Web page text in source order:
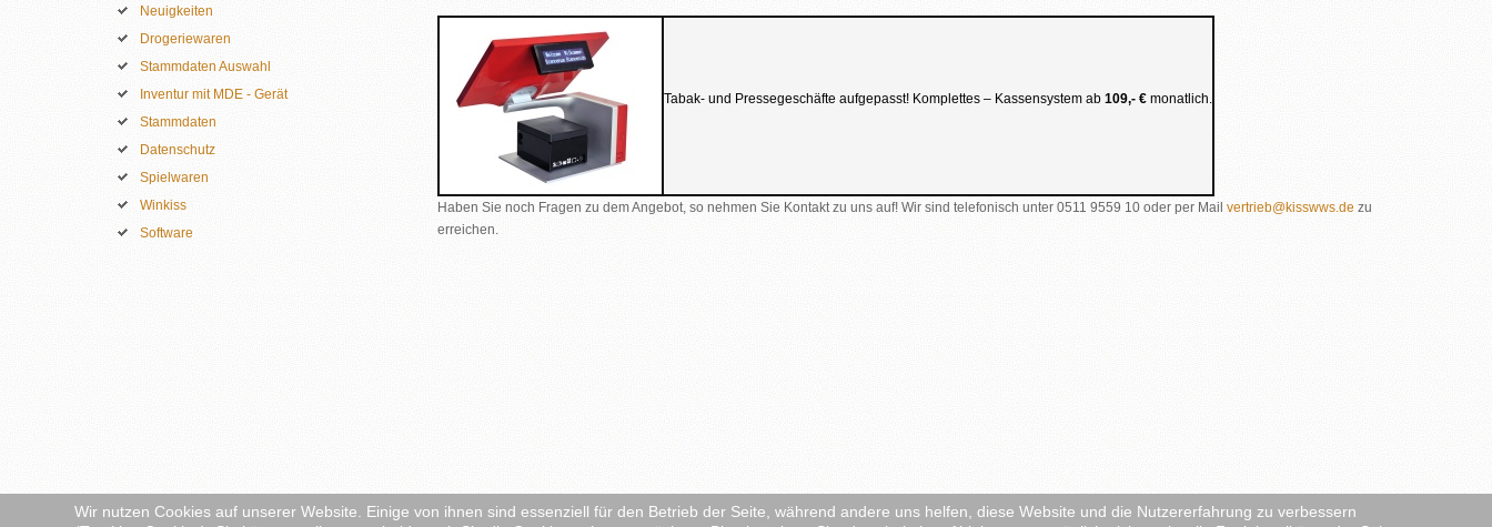
Neuigkeiten
Drogeriewaren
Stammdaten Auswahl
Inventur mit MDE - Gerät
Stammdaten
Datenschutz
Spielwaren
Winkiss
Software
Tabak- und Pressegeschäfte aufgepasst! Komplettes – Kassensystem ab 109,- € monatlich.
Haben Sie noch Fragen zu dem Angebot, so nehmen Sie Kontakt zu uns auf! Wir sind telefonisch unter 0511 9559 10 oder per Mail vertrieb@kisswws.de zu
erreichen.
Wir nutzen Cookies auf unserer Website. Einige von ihnen sind essenziell für den Betrieb der Seite, während andere uns helfen, diese Website und die Nutzererfahrung zu verbessern